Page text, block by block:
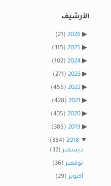
الأرشيف
2026
(21)
2025
(315)
2024
(102)
2023
(271)
2022
(455)
2021
(428)
2020
(435)
2019
(385)
2018
(384)
ديسمبر(32)
نوفمبر(36)
أكتوبر(29)